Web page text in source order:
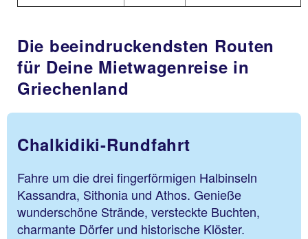
Die beeindruckendsten Routen
für Deine Mietwagenreise in
Griechenland
Chalkidiki-Rundfahrt
Fahre um die drei fingerförmigen Halbinseln
Kassandra, Sithonia und Athos. Genieße
wunderschöne Strände, versteckte Buchten,
charmante Dörfer und historische Klöster.